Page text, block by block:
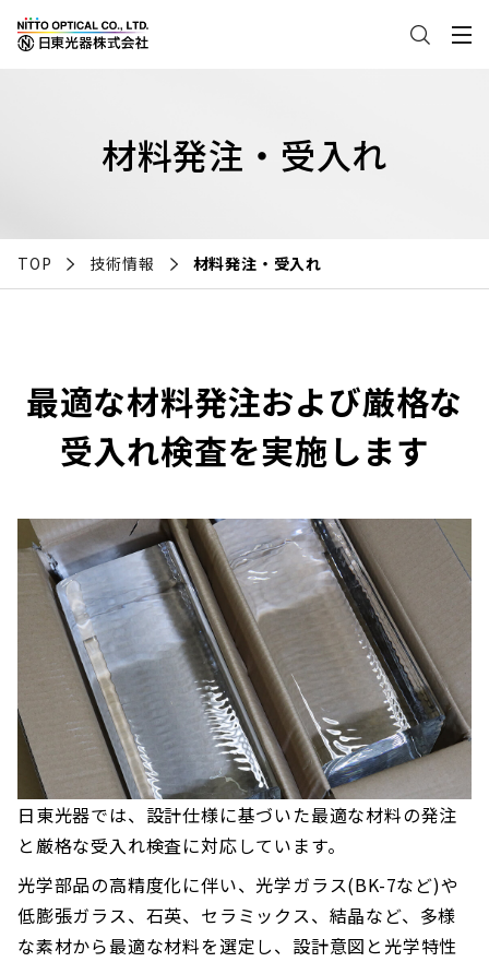
材料発注・受入れ
TOP 技術情報 材料発注・受入れ
最適な材料発注および厳格な
受入れ検査を実施します
日東光器では、設計仕様に基づいた最適な材料の発注
と厳格な受入れ検査に対応しています。
光学部品の高精度化に伴い、光学ガラス(BK-7など)や
低膨張ガラス、石英、セラミックス、結晶など、多様
な素材から最適な材料を選定し、設計意図と光学特性